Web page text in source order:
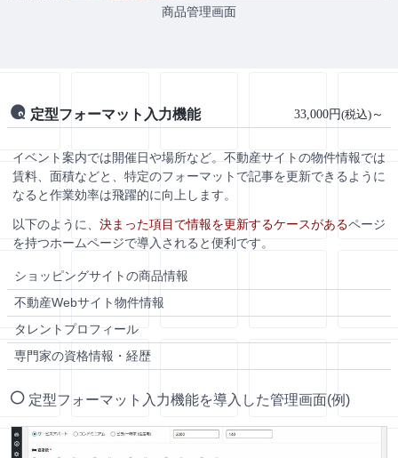
商品管理画面
定型フォーマット入力機能 33,000円(税込) ～
イベント案内では開催日や場所など。不動産サイトの物件情報では
賃料、面積などと、特定のフォーマットで記事を更新できるように
なると作業効率は飛躍的に向上します。
以下のように、 決まった項目で情報を更新するケースがあるページ
を持つホームページで導入されると便利です。
ショッピングサイトの商品情報
不動産Webサイト物件情報
タレントプロフィール
専門家の資格情報・経歴
定型フォーマット入力機能を導入した管理画面(例)